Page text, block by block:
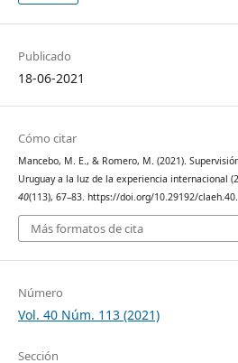
Publicado
18-06-2021
Cómo citar
Mancebo, M. E., & Romero, M. (2021).
Uruguay a la luz de la experiencia internacional
40(113), 67–83. https://doi.org/10.29192/
Más formatos de cita
Número
Vol. 40 Núm. 113 (2021)
Sección